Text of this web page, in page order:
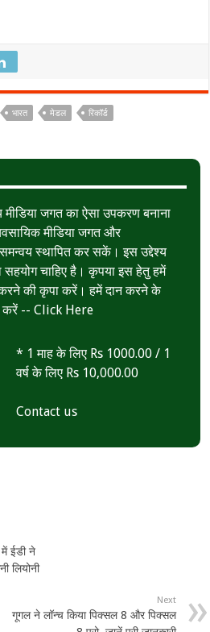
भारत मेडल रिकॉर्ड
मीडिया जगत का ऐसा उपकरण बनाना
मीडिया जगत और
समन्वय स्थापित कर सकें। इस उद्देश्य
सहयोग चाहिए है। कृपया इस हेतु हमें
की कृपा करें। हमें दान करने के
करें --Click Here
* 1 माह के लिए Rs 1000.00 / 1
वर्ष के लिए Rs 10,000.00
Contact us
ईडी ने
लियोनी
Next
गूगल ने लॉन्च किया पिक्सल 8 और पिक्सल